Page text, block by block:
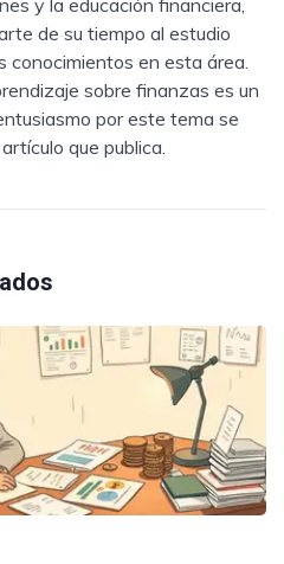
de su tiempo al estudio
conocimientos en esta área.
sobre finanzas es un
por este tema se
que publica.